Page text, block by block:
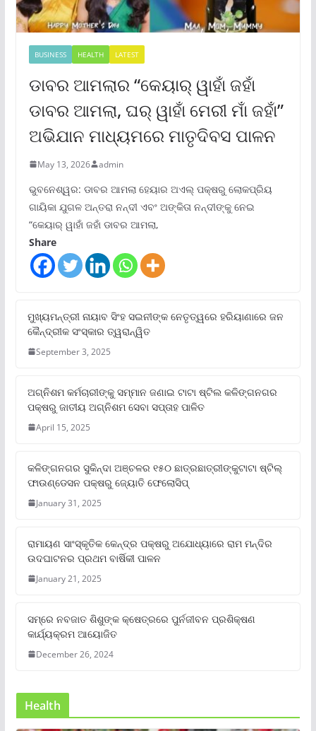
BUSINESS HEALTH LATEST
ଡାବର ଆମଲାର “କେୟାର୍ ୱାହାଁ ଜହାଁ
ଡାବର ଆମଲା, ଘର୍ ୱାହାଁ ମେରୀ ମାଁ ଜହାଁ”
ଅଭିଯାନ ମାଧ୍ୟମରେ ମାତୃଦିବସ ପାଳନ
May 13, 2026 admin
ଭୁବନେଶ୍ୱର: ଡାବର ଆମଲା ହେୟାର ଅଏଲ୍ ପକ୍ଷରୁ ଲୋକପ୍ରିୟ
ଗାୟିକା ଯୁଗଳ ଅନ୍ତରା ନନ୍ଦୀ ଏବଂ ଅଙ୍କିତା ନନ୍ଦୀଙ୍କୁ ନେଇ
“କେୟାର୍ ୱାହାଁ ଜହାଁ ଡାବର ଆମଲା,
Share
ମୁଖ୍ୟମନ୍ତ୍ରୀ ନାୟାବ ସିଂହ ସଇନୀଙ୍କ ନେତୃତ୍ୱରେ ହରିୟାଣାରେ ଜନ
କୈନ୍ଦ୍ରୀକ ସଂସ୍କାର ତ୍ୱରାନ୍ୱିତ
September 3, 2025
ଅଗ୍ନିଶମ କର୍ମଚାରୀଙ୍କୁ ସମ୍ମାନ ଜଣାଇ ଟାଟା ଷ୍ଟିଲ କଳିଙ୍ଗନଗର
ପକ୍ଷରୁ ଜାତୀୟ ଅଗ୍ନିଶମ ସେବା ସପ୍ତାହ ପାଳିତ
April 15, 2025
କଳିଙ୍ଗନଗର ସୁକିନ୍ଦା ଅଞ୍ଚଳର ୧୫୦ ଛାତ୍ରଛାତ୍ରୀଙ୍କୁଟାଟା ଷ୍ଟିଲ୍
ଫାଉଣ୍ଡେସନ ପକ୍ଷରୁ ଜ୍ୟୋତି ଫେଲୋସିପ୍‌
January 31, 2025
ରାମାୟଣ ସାଂସ୍କୃତିକ କେନ୍ଦ୍ର ପକ୍ଷରୁ ଅଯୋଧ୍ୟାରେ ରାମ ମନ୍ଦିର
ଉଦଘାଟନର ପ୍ରଥମ ବାର୍ଷିକୀ ପାଳନ
January 21, 2025
ସମ୍‌ରେ ନବଜାତ ଶିଶୁଙ୍କ କ୍ଷେତ୍ରରେ ପୁର୍ନଜୀବନ ପ୍ରଶିକ୍ଷଣ
କାର୍ଯ୍ୟକ୍ରମ ଆୟୋଜିତ
December 26, 2024
Health